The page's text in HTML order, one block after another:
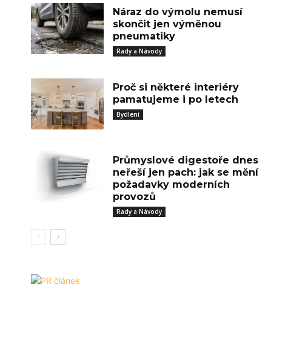
Náraz do výmolu nemusí
skončit jen výměnou
pneumatiky
Rady a Návody
Proč si některé interiéry
pamatujeme i po letech
Bydlení
Průmyslové digestoře dnes
neřeší jen pach: jak se mění
požadavky moderních
provozů
Rady a Návody